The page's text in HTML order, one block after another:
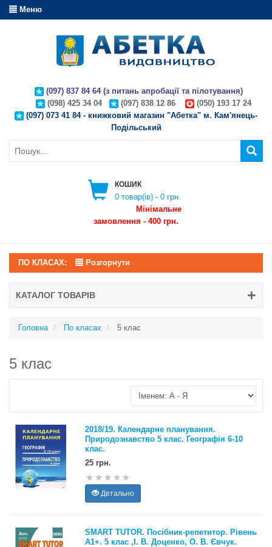
Меню
(097) 837 84 64 (з питань апробації та пілотування)
(098) 425 34 04
(097) 838 12 86
(050) 193 17 24
(097) 073 41 84 - книжковий магазин "Абетка" м. Кам'янець-
Подільський
КОШИК
0товар(ів) - 0 грн.
Мінімальне
замовлення - 400 грн.
ПО КЛАСАХ: Розгорнути
КАТАЛОГ ТОВАРІВ
Головна По класах 5 клас
5 клас
2018/19. Календарне планування.
Природознавство 5 клас. Географія 6-10
клас.
25 грн.
Детально
SMART TUTOR. Посібник-репетитор. Рівень
А1+. 5 клас ,І. В. Доценко, О. В. Євчук.